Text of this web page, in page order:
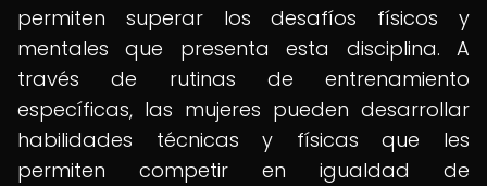
permiten superar los desafíos físicos y
mentales que presenta esta disciplina. A
través de rutinas de entrenamiento
específicas, las mujeres pueden desarrollar
habilidades técnicas y físicas que les
permiten competir en igualdad de